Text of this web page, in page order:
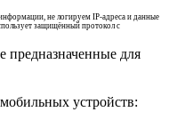
не логируем IP-адреса и данные
защищённый протокол с
предназначенные для
устройств: